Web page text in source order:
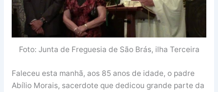
Foto: Junta de Freguesia de São Brás, ilha Terceira
Faleceu esta manhã, aos 85 anos de idade, o padre
Abílio Morais, sacerdote que dedicou grande parte da